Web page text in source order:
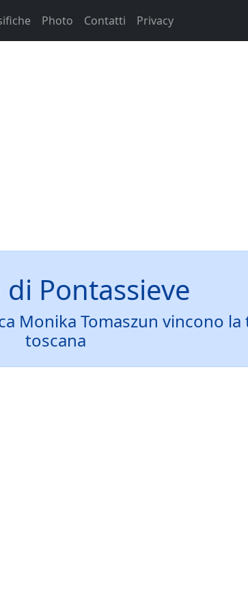
Photo Contatti Privacy
di Pontassieve
Monika Tomaszun vincono
toscana